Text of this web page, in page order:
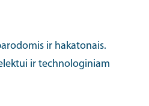
ir hakatonais.
ir technologiniam